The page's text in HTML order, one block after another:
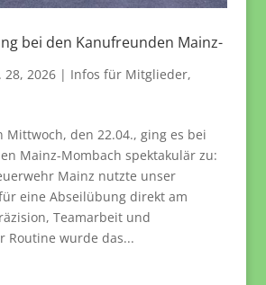
bei den Kanufreunden Mainz-
28, 2026| Infos für Mitglieder,
Mittwoch, den 22.04., ging es bei
Mainz-Mombach spektakulär zu:
Mainz nutzte unser
eine Abseilübung direkt am
Teamarbeit und
Routine wurde das...